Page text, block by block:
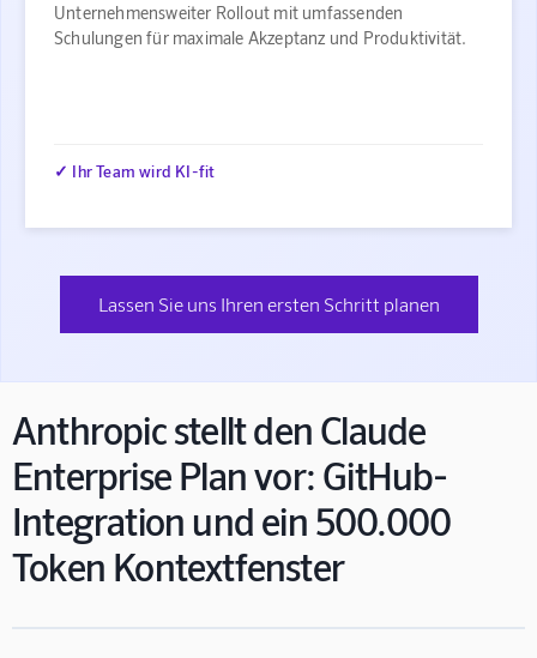
Unternehmensweiter Rollout mit umfassenden
Schulungen für maximale Akzeptanz und Produktivität.
✓ Ihr Team wird KI-fit
Lassen Sie uns Ihren ersten Schritt planen
Anthropic stellt den Claude
Enterprise Plan vor: GitHub-
Integration und ein 500.000
Token Kontextfenster